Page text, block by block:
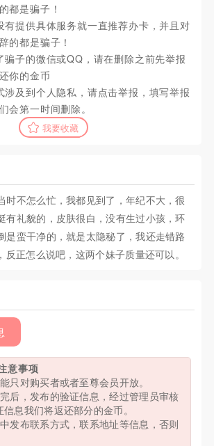
都是骗子！
有提供具体服务就一直推荐办卡，并且对
的都是骗子！
骗子的微信或QQ，请在删除之前先举报
你的金币
涉及到个人隐私，请点击举报，填写举报
会第一时间删除。
我要收藏
时不怎么忙，我都见到了，年纪不大，很
有礼貌的，皮肤很白，没有生过小孩，环
是蛮干净的，就是太隐秘了，我还走错路
反正怎么说吧，这两个妹子质量还可以。
意事项
只对购买者或者至尊会员开放。
后，发布的验证信息，经过管理员审核
息我们将返还部分的金币。
发布联系方式，联系地址等信息，否则